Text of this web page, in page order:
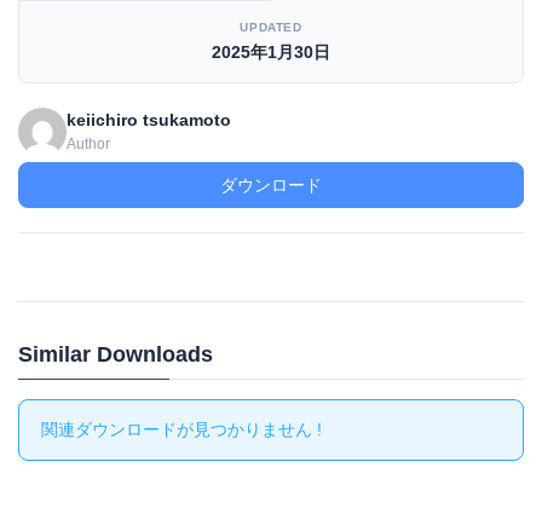
UPDATED
2025年1月30日
keiichiro tsukamoto
Author
ダウンロード
Similar Downloads
関連ダウンロードが見つかりません !